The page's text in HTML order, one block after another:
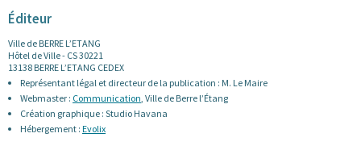
Éditeur
Ville de BERRE L’ETANG
Hôtel de Ville - CS 30221
13138 BERRE L’ETANG CEDEX
Représentant légal et directeur de la publication : M. Le Maire
Webmaster : Communication , Ville de Berre l’Étang
Création graphique : Studio Havana
Hébergement : Evolix